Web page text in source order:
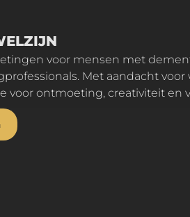
Met aandacht voor
voor ontmoeting, creativiteit en